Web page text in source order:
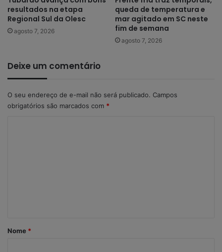
resultados na etapa
Regional Sul da Olesc
agosto 7, 2026
queda de temperatura e
mar agitado em SC neste
fim de semana
agosto 7, 2026
Deixe um comentário
O seu endereço de e-mail não será publicado. Campos
obrigatórios são marcados com *
rNome *